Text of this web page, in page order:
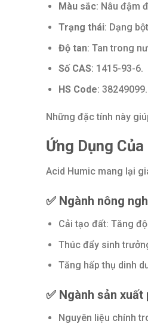
Màu sắc: Nâu đậm
Trạng thái: Dạng
Độ tan: Tan trong
Số CAS: 1415-93-6.
HS Code: 38249099.
Những đặc tính này
Ứng Dụng
Acid Humic mang lại
✅ Ngành nông
Cải tạo đất: Tăng
Thúc đẩy sinh
Tăng hấp thụ dinh
✅ Ngành sản xuất
Nguyên liệu chính